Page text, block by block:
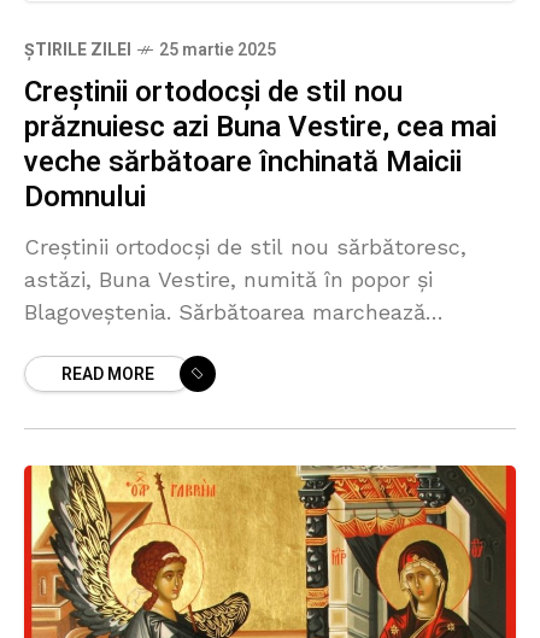
ȘTIRILE ZILEI 25 martie 2025
Creștinii ortodocși de stil nou
prăznuiesc azi Buna Vestire, cea mai
veche sărbătoare închinată Maicii
Domnului
Creştinii ortodocşi de stil nou sărbătoresc,
astăzi, Buna Vestire, numită în popor și
Blagoveștenia. Sărbătoarea marchează
Fecioarei Maria că a fost aleasă să-l nască pe
READ MORE